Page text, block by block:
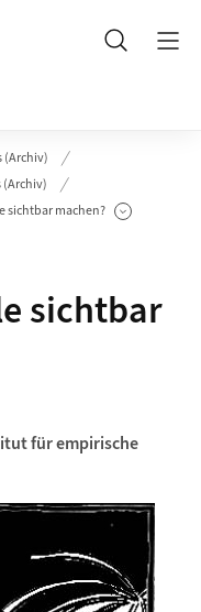
Suche
(Archiv)
(Archiv)
sichtbar machen?
sichtbar
für empirische